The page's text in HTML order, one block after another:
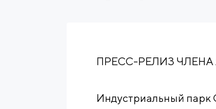
ПРЕСС-РЕЛИЗ
Индустриальный